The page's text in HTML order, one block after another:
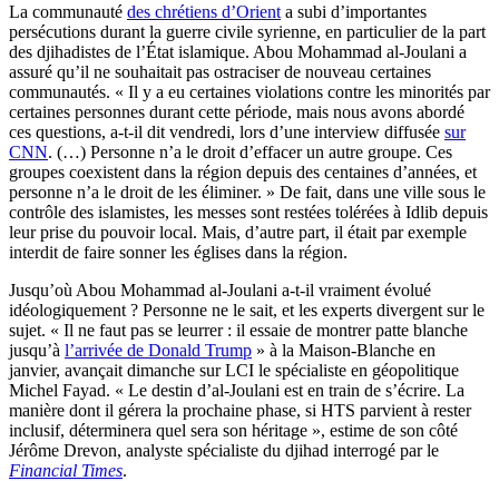
La communauté des chrétiens d’Orient a subi d’importantes
persécutions durant la guerre civile syrienne, en particulier de la part
des djihadistes de l’État islamique. Abou Mohammad al-Joulani a
assuré qu’il ne souhaitait pas ostraciser de nouveau certaines
communautés. « Il y a eu certaines violations contre les minorités par
certaines personnes durant cette période, mais nous avons abordé
ces questions, a-t-il dit vendredi, lors d’une interview diffusée sur
CNN. (…) Personne n’a le droit d’effacer un autre groupe. Ces
groupes coexistent dans la région depuis des centaines d’années, et
personne n’a le droit de les éliminer. » De fait, dans une ville sous le
contrôle des islamistes, les messes sont restées tolérées à Idlib depuis
leur prise du pouvoir local. Mais, d’autre part, il était par exemple
interdit de faire sonner les églises dans la région.
Jusqu’où Abou Mohammad al-Joulani a-t-il vraiment évolué
idéologiquement ? Personne ne le sait, et les experts divergent sur le
sujet. « Il ne faut pas se leurrer : il essaie de montrer patte blanche
jusqu’à l’arrivée de Donald Trump » à la Maison-Blanche en
janvier, avançait dimanche sur LCI le spécialiste en géopolitique
Michel Fayad. « Le destin d’al-Joulani est en train de s’écrire. La
manière dont il gérera la prochaine phase, si HTS parvient à rester
inclusif, déterminera quel sera son héritage », estime de son côté
Jérôme Drevon, analyste spécialiste du djihad interrogé par le
Financial Times.